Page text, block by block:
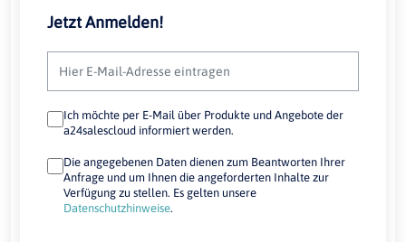
Jetzt Anmelden!
Ich möchte per E-Mail über Produkte und Angebote der
a24salescloud informiert werden.
Die angegebenen Daten dienen zum Beantworten Ihrer
Anfrage und um Ihnen die angeforderten Inhalte zur
Verfügung zu stellen. Es gelten unsere
Datenschutzhinweise.